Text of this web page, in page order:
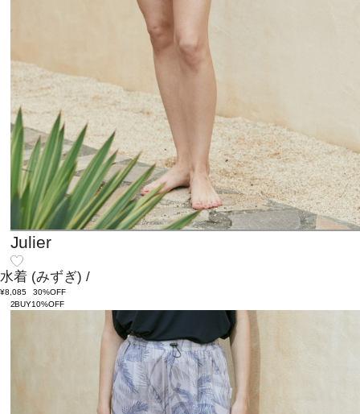
Julier
水着 (みずぎ) /
¥8,085
30%OFF
2BUY10%OFF